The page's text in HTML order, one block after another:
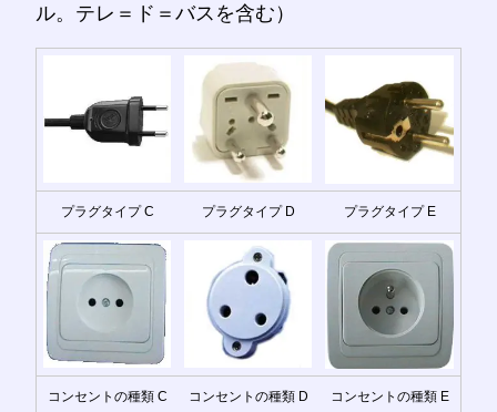
ル。テレ＝ド＝バスを含む）
プラグタイプ C プラグタイプ D プラグタイプ E
コンセントの種類 C コンセントの種類 D コンセントの種類 E